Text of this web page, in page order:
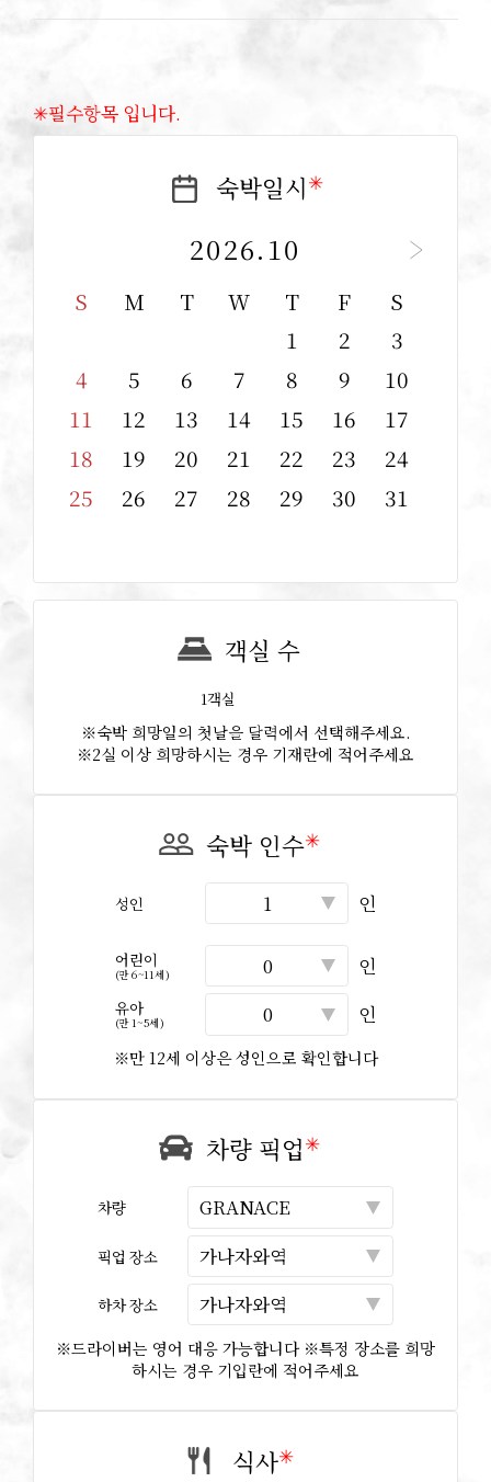
✳︎필수항목 입니다.
숙박일시✳︎
2026.10
S M T W T F
S
1
2
3
4
5 6 7 8 9
10
11
12 13 14 15 16
17
18
19 20 21 22 23
24
25
26 27 28 29 30 31
객실 수
객실
※숙박 희망일의 첫날을 달력에서 선택해주세요.
※2실 이상 희망하시는 경우 기재란에 적어주세요
숙박 인수✳︎
성인 인
어린이
(만 6~11세) 인
유아
(만 1~5세) 인
※만 12세 이상은 성인으로 확인합니다
차량 픽업✳︎
차량
픽업 장소
하차 장소
※드라이버는 영어 대응 가능합니다 ※특정 장소를 희망
하시는 경우 기입란에 적어주세요
식사✳︎